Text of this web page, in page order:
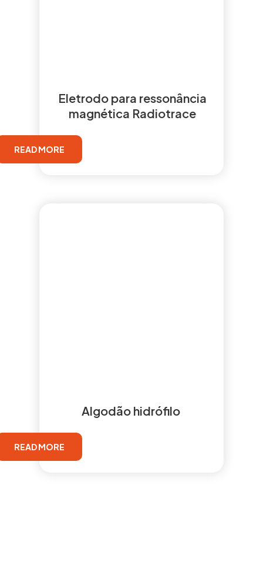
Eletrodo para ressonância
magnética Radiotrace
READ MORE
Algodão hidrófilo
READ MORE